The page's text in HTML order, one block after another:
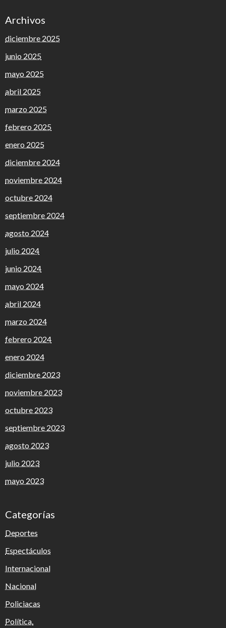
Archivos
diciembre 2025
junio 2025
mayo 2025
abril 2025
marzo 2025
febrero 2025
enero 2025
diciembre 2024
noviembre 2024
octubre 2024
septiembre 2024
agosto 2024
julio 2024
junio 2024
mayo 2024
abril 2024
marzo 2024
febrero 2024
enero 2024
diciembre 2023
noviembre 2023
octubre 2023
septiembre 2023
agosto 2023
julio 2023
mayo 2023
Categorías
Deportes
Espectáculos
Internacional
Nacional
Policiacas
Política.